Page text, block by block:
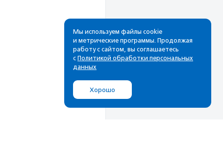
Рассылка
Cамые свежие новости,
почтовом ящике
Мы используем файлы cookie
и метрические программы. Продолжая
работу с сайтом, вы соглашаетесь
с Политикой обработки персональных
данных
Хорошо